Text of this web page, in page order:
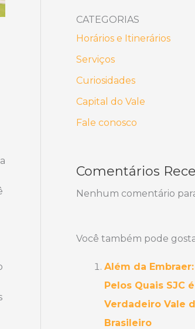
CATEGORIAS
Horários e Itinerários
Serviços
Curiosidades
Capital do Vale
Fale conosco
Comentários
Nenhum comentário
Você também pode
Além da
Pelos Quais SJC
Verdadeiro Vale
Brasileiro